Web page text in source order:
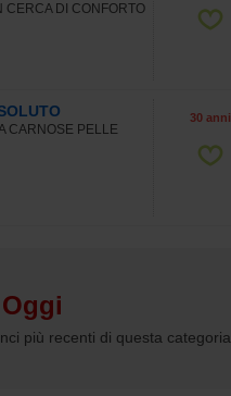
CERCA DI CONFORTO
CARNOSE PELLE
30 anni
più recenti di questa categoria